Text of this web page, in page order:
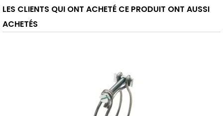
LES CLIENTS QUI ONT ACHETÉ CE PRODUIT ONT AUSSI
ACHETÉS